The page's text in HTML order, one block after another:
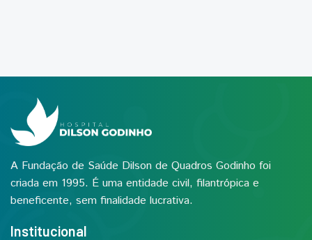
A Fundação de Saúde Dilson de Quadros Godinho foi
criada em 1995. É uma entidade civil, filantrópica e
beneficente, sem finalidade lucrativa.
Institucional